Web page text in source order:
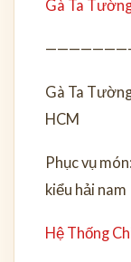
Gà Ta
Gà Ta
HCM
Phục vụ
kiểu hải nam
Hệ Thống